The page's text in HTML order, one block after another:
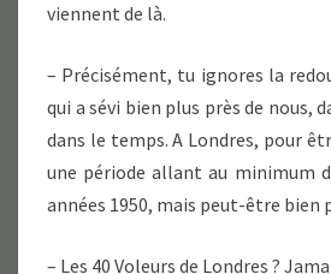
viennent de là.
– Précisément, tu ignores la
qui a sévi bien plus près de nous,
dans le temps. A Londres, pour
une période allant au minimum
années 1950, mais peut-être bien
– Les 40 Voleurs de Londres ?